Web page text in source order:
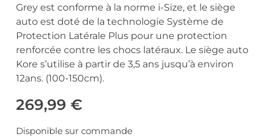
Grey est conforme à la norme i-Size, et le siège
auto est doté de la technologie Système de
Protection Latérale Plus pour une protection
renforcée contre les chocs latéraux. Le siège auto
Kore s’utilise à partir de 3,5 ans jusqu’à environ
12ans. (100-150cm).
269,99 €
Disponible sur commande